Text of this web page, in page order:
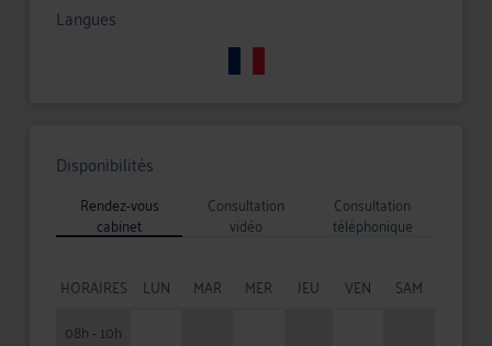
Langues
Disponibilités
Rendez-vous
cabinet
Consultation
vidéo
Consultation
téléphonique
HORAIRES LUN MAR MER JEU VEN
SAM
08h - 10h